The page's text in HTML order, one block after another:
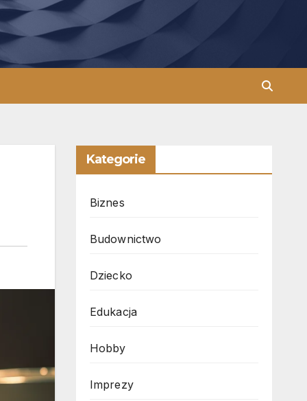
Kategorie
Biznes
Budownictwo
Dziecko
Edukacja
Hobby
Imprezy